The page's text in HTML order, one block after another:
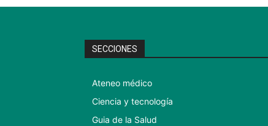
SECCIONES
Ateneo médico
Ciencia y tecnología
Guia de la Salud